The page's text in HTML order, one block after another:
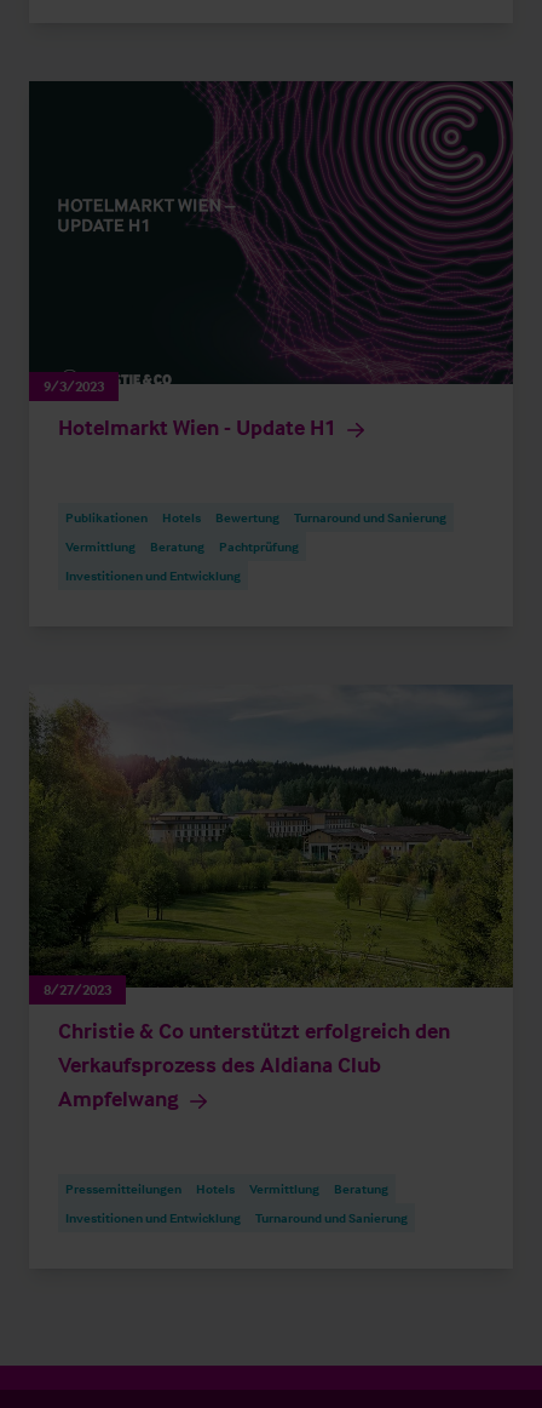
9/3/2023
Hotelmarkt Wien - Update H1
Publikationen Hotels Bewertung
Turnaround und Sanierung
Vermittlung
Beratung
Pachtprüfung
Investitionen und Entwicklung
8/27/2023
Christie & Co unterstützt erfolgreich den
Verkaufsprozess des Aldiana Club
Ampfelwang
Pressemitteilungen Hotels Vermittlung
Beratung
Investitionen und Entwicklung
Turnaround und Sanierung